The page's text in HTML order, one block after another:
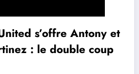
s’offre Antony et
: le double coup